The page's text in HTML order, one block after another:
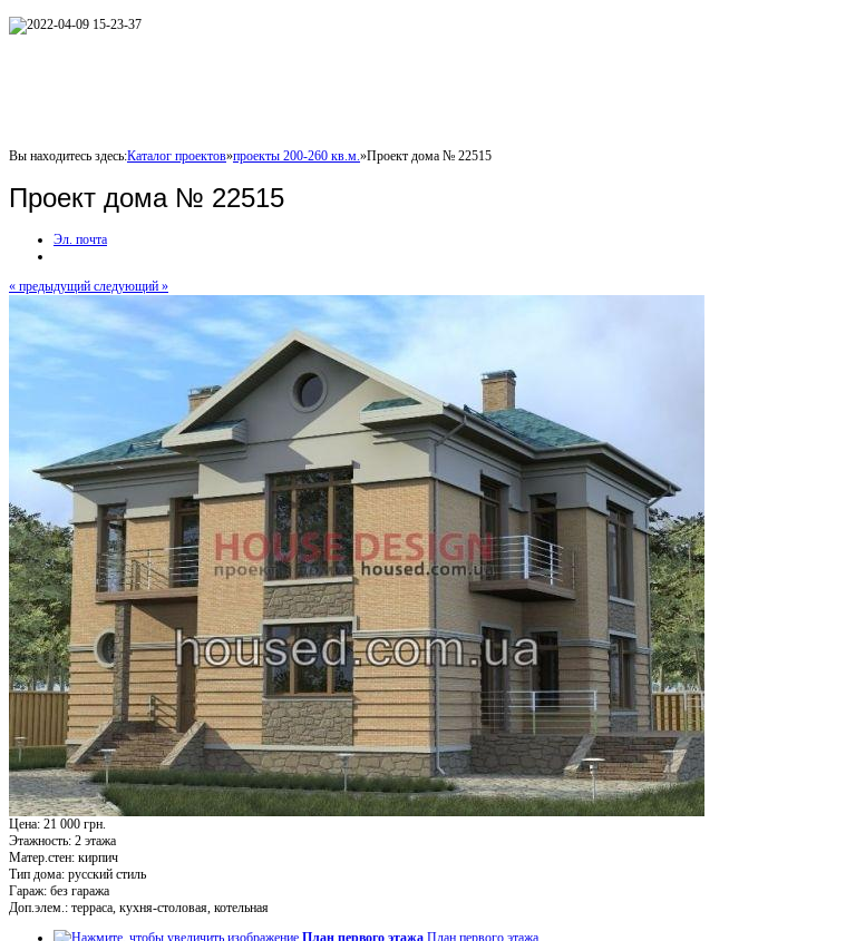
Вы находитесь здесь:Каталог проектов»проекты 200-260 кв.м. »Проект дома № 22515
Проект дома № 22515
Эл. почта
« предыдущий следующий »
Цена: 21 000 грн.
Этажность: 2 этажа
Матер.стен: кирпич
Тип дома: русский стиль
Гараж: без гаража
Доп.элем.: терраса, кухня-столовая, котельная
План первого этажа План первого этажа